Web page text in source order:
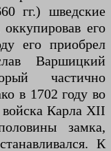
гг.) шведские
его
его приобрел
Варшицкий
частично
в 1702 году во
Карла XII
замка,
К